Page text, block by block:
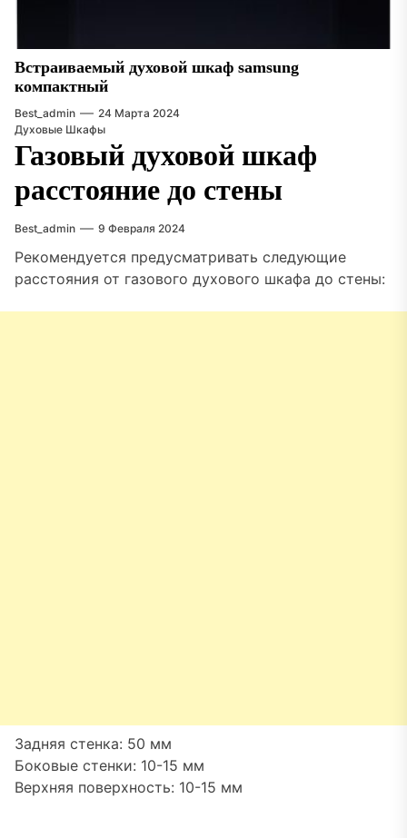
Встраиваемый духовой шкаф samsung
компактный
Best_admin
24 Марта 2024
Духовые Шкафы
Газовый духовой шкаф
расстояние до стены
Best_admin 9 Февраля 2024
Рекомендуется предусматривать следующие
расстояния от газового духового шкафа до стены:
Задняя стенка: 50 мм
Боковые стенки: 10-15 мм
Верхняя поверхность: 10-15 мм